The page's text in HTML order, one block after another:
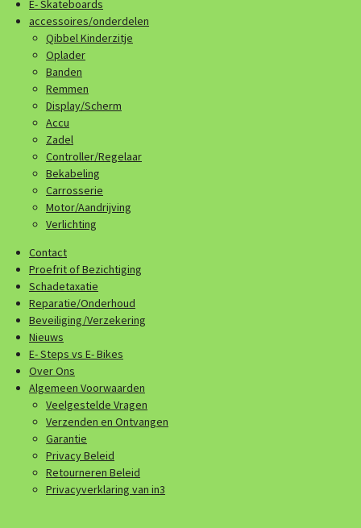
E- Skateboards
accessoires/onderdelen
Qibbel Kinderzitje
Oplader
Banden
Remmen
Display/Scherm
Accu
Zadel
Controller/Regelaar
Bekabeling
Carrosserie
Motor/Aandrijving
Verlichting
Contact
Proefrit of Bezichtiging
Schadetaxatie
Reparatie/Onderhoud
Beveiliging/Verzekering
Nieuws
E- Steps vs E- Bikes
Over Ons
Algemeen Voorwaarden
Veelgestelde Vragen
Verzenden en Ontvangen
Garantie
Privacy Beleid
Retourneren Beleid
Privacyverklaring van in3